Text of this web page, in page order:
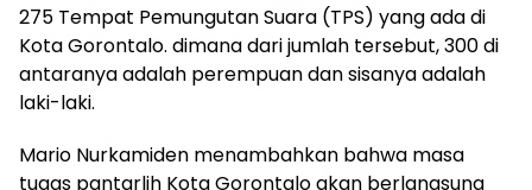
275 Tempat Pemungutan Suara (TPS) yang ada di
Kota Gorontalo. dimana dari jumlah tersebut, 300 di
antaranya adalah perempuan dan sisanya adalah
laki-laki.
Mario Nurkamiden menambahkan bahwa masa
tugas pantarlih Kota Gorontalo akan berlangsung